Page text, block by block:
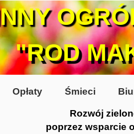
Rozwój
poprzez wsparcie
Opłaty Śmieci
"ROD